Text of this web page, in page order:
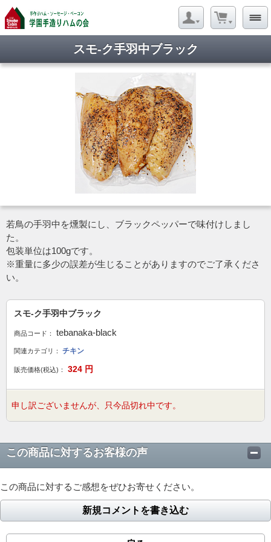
スモ-ク手羽中ブラック
若鳥の手羽中を燻製にし、ブラックペッパーで味付けしまし
た。
包装単位は100gです。
※重量に多少の誤差が生じることがありますのでご了承くださ
い。
スモ-ク手羽中ブラック
商品コード： tebanaka-black
関連カテゴリ： チキン
販売価格(税込)： 324 円
申し訳ございませんが、只今品切れ中です。
この商品に対するお客様の声
この商品に対するご感想をぜひお寄せください。
新規コメントを書き込む